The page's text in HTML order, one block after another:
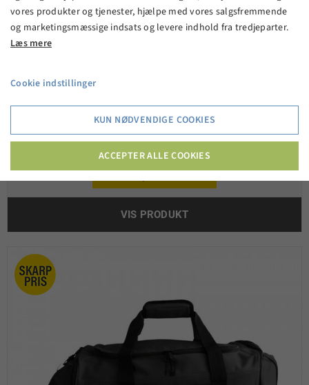
Endurance boxershorts - 3 pak multifarvet
150,00 kr.
VIS PRODUKT
vores produkter og tjenester, hjælpe med vores salgsfremmende
og marketingsmæssige indsats og levere indhold fra tredjeparter.
Læs mere
Cookie indstillinger
KUN NØDVENDIGE COOKIES
ACCEPTER ALLE COOKIES